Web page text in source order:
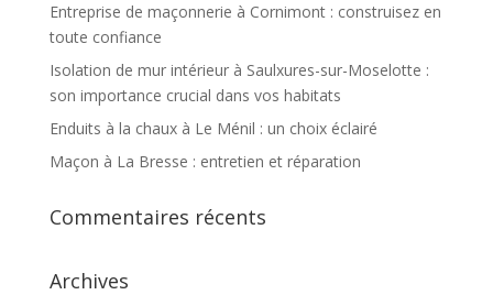
Entreprise de maçonnerie à Cornimont : construisez en
toute confiance
Isolation de mur intérieur à Saulxures-sur-Moselotte :
son importance crucial dans vos habitats
Enduits à la chaux à Le Ménil : un choix éclairé
Maçon à La Bresse : entretien et réparation
Commentaires récents
Archives